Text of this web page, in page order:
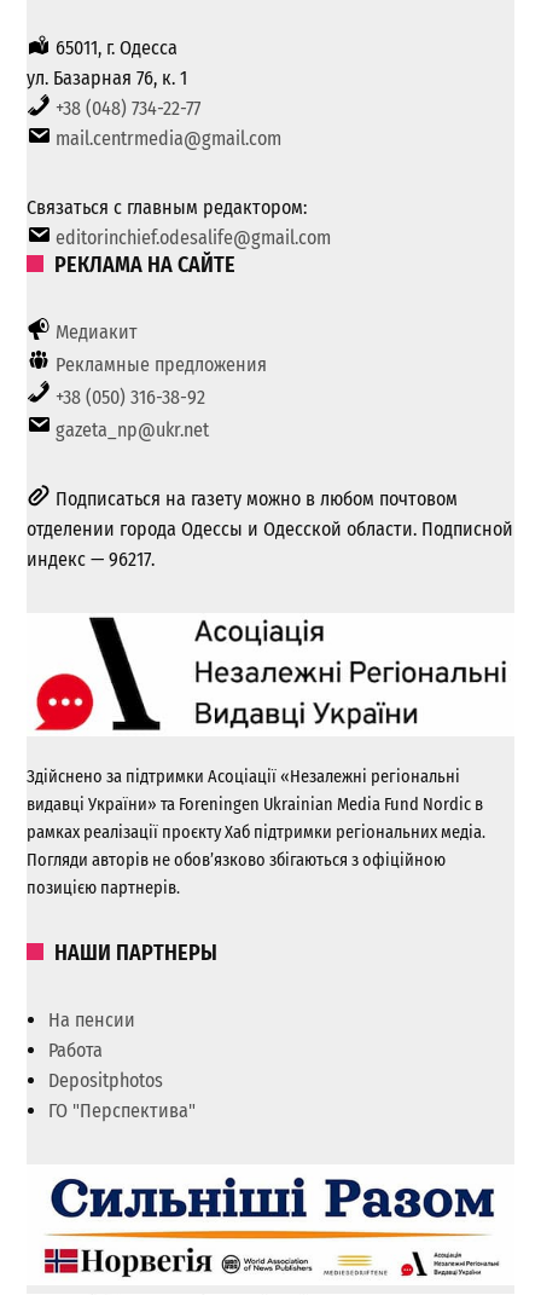
65011, г. Одесса
ул. Базарная 76, к. 1
+38 (048) 734-22-77
mail.centrmedia@gmail.com
Связаться с главным редактором:
editorinchief.odesalife@gmail.com
РЕКЛАМА НА САЙТЕ
Медиакит
Рекламные предложения
+38 (050) 316-38-92
gazeta_np@ukr.net
Подписаться на газету можно в любом почтовом
отделении города Одессы и Одесской области. Подписной
индекс — 96217.
Здійснено за підтримки Асоціації «Незалежні регіональні
видавці України» та Foreningen Ukrainian Media Fund Nordic в
рамках реалізації проєкту Хаб підтримки регіональних медіа.
Погляди авторів не обов’язково збігаються з офіційною
позицією партнерів.
НАШИ ПАРТНЕРЫ
На пенсии
Работа
Depositphotos
ГО "Перспектива"